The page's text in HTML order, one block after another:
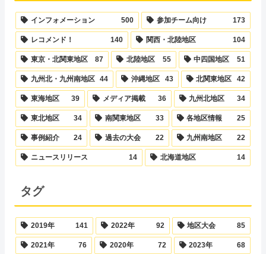
インフォメーション 500 参加チーム向け 173
レコメンド！ 140 関西・北陸地区 104
東京・北関東地区 87 北陸地区 55 中四国地区 51
九州北・九州南地区 44 沖縄地区 43 北関東地区 42
東海地区 39 メディア掲載 36 九州北地区 34
東北地区 34 南関東地区 33 各地区情報 25
事例紹介 24 過去の大会 22 九州南地区 22
ニュースリリース 14 北海道地区 14
タグ
2019年 141 2022年 92 地区大会 85
2021年 76 2020年 72 2023年 68